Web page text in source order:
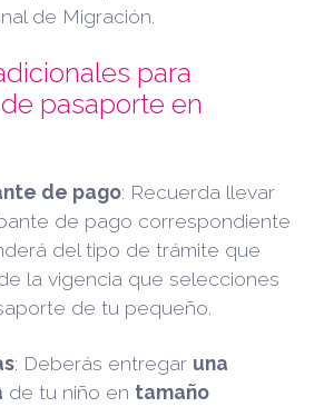
de Migración.
para
pasaporte en
de pago: Recuerda llevar
de pago correspondiente
del tipo de trámite que
la vigencia que selecciones
de tu pequeño.
: Deberás entregar una
de tu niño en tamaño